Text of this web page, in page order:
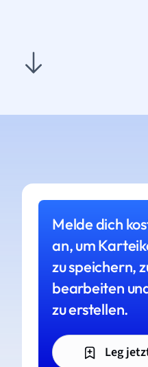
Melde dich
an, um
zu speichern,
bearbeiten
zu erstellen.
Leg